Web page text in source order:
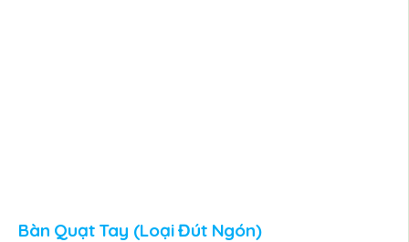
Bàn Quạt Tay (loại Đút Ngón)